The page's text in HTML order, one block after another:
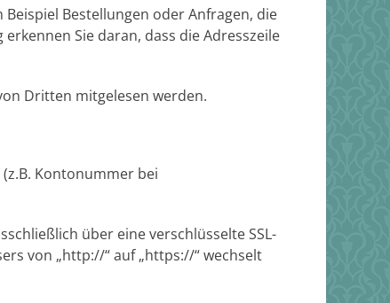
Bestellungen oder Anfragen, die
Sie daran, dass die Adresszeile
Dritten mitgelesen werden.
Kontonummer bei
über eine verschlüsselte SSL-
von „http://“ auf „https://“ wechselt